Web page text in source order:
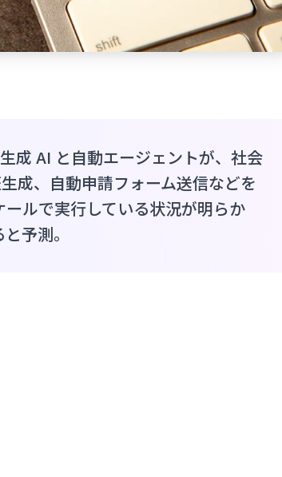
成 AI と自動エージェントが、社会
成、自動申請フォーム送信などを
ルで実行している状況が明らか
予測。